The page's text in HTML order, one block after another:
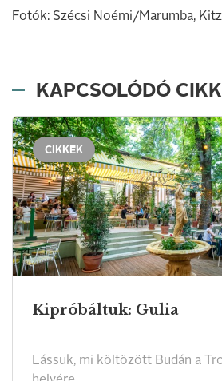
Fotók: Szécsi Noémi/Marumba,
KAPCSOLÓDÓ
CIKKEK
Kipróbáltuk: Gulia
Lássuk, mi költözött Budán a